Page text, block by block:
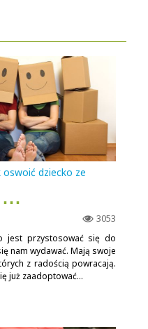
dziecko ze
▪ ▪ ▪
3053
jest przystosować się do
nam wydawać. Mają swoje
z radością powracają.
już zaadoptować...